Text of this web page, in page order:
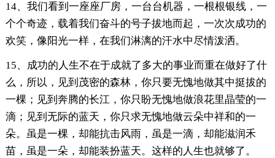
14、我们看到一座座厂房，一台台机器，一根根银线，一
个个奇迹，载着我们奋斗的号子拔地而起，一次次成功的
欢笑，像阳光一样，在我们淋漓的汗水中尽情泼洒。
15、成功的人生不在于成就了多大的事业而重在做好了什
么，所以，见到茂密的森林，你只要无愧地做其中挺拔的
一棵；见到奔腾的长江，你只盼无愧地做浪花里晶莹的一
滴；见到无际的蓝天，你只求无愧地做云朵中祥和的一
朵。虽是一棵，却能抗击风雨，虽是一滴，却能滋润禾
苗，虽是一朵，却能装扮蓝天。这样的人生也就够了。